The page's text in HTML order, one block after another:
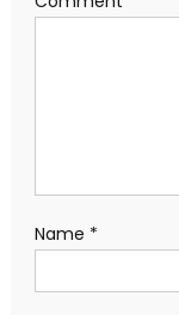
Name *